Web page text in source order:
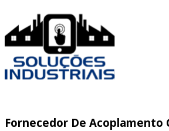
Fornecedor De Acoplamento